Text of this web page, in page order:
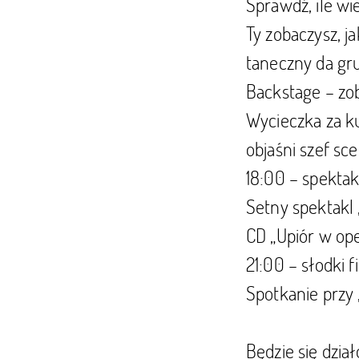
Ty zobaczysz,
taneczny da
Backstage –
Wycieczka za
objaśni szef
18:00 –
Setny spektakl
CD „Upiór w
21:00 – słodki
Spotkanie
Będzie się